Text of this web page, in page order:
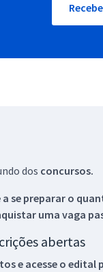
dos concursos.
se preparar o
uma vaga
abertas
e acesse o